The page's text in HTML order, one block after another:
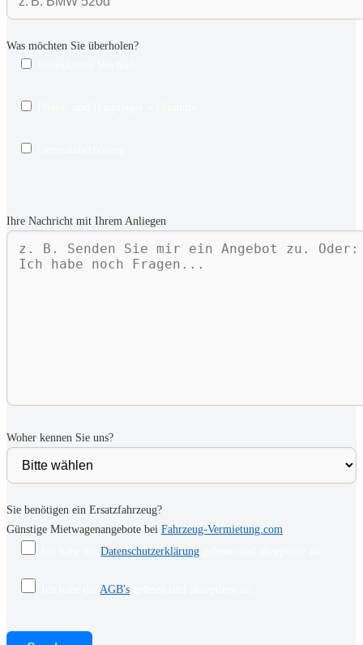
Was möchten Sie überholen?
Ihre Nachricht mit Ihrem Anliegen
Woher kennen Sie uns?
Sie benötigen ein Ersatzfahrzeug?
Günstige Mietwagenangebote bei Fahrzeug-Vermietung.com
Ich habe dieDatenschutzerklärung
AGB's